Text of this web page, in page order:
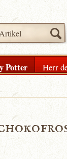
Potter Herr